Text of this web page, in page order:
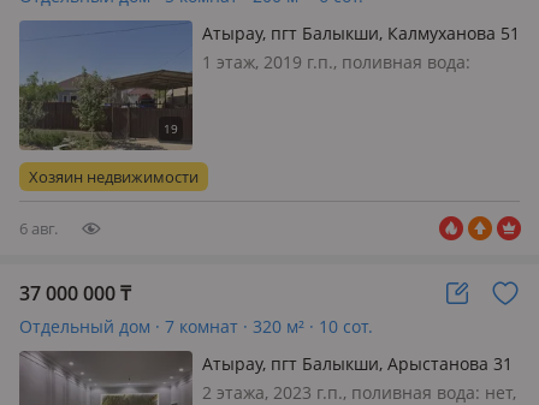
Атырау, пгт Балыкши, Калмуханова 51
— Напротив ресторана Ак Отау
1 этаж, 2019 г.п., поливная вода:
полностью мебелирована, вся
бытовая техника, посудомоечная
Хозяин недвижимости
6 авг.
37 000 000₸
Отдельный дом · 7 комнат · 320 м² · 10 сот.
Атырау, пгт Балыкши, Арыстанова 31
2 этажа, 2023 г.п., поливная вода: нет,